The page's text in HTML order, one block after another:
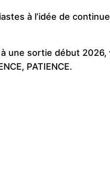
à l’idée de
une sortie début
PATIENCE.